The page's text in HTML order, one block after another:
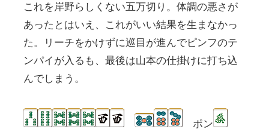
これを岸野らしくない五万切り。体調の悪さが
あったとはいえ、これがいい結果を生まなかっ
た。リーチをかけずに巡目が進んでピンフのテ
ンパイが入るも、最後は山本の仕掛けに打ち込
んでしまう。
ポン